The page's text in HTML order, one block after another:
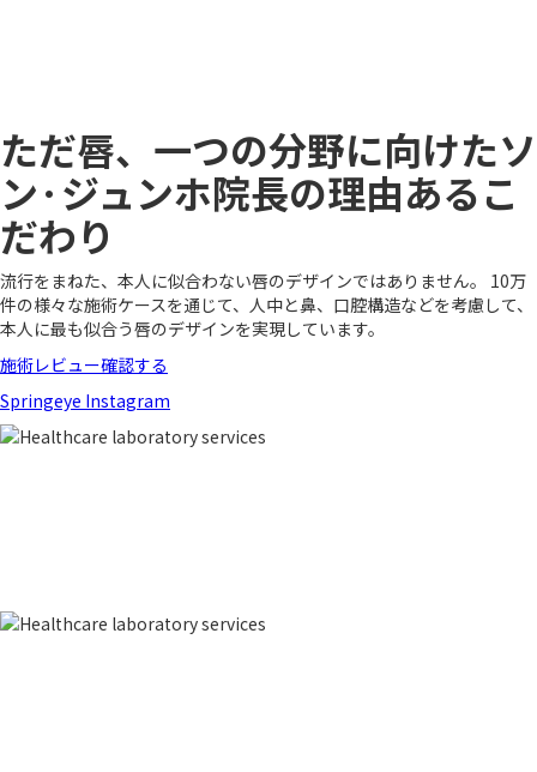
ただ唇、一つの分野に向けたソ
ン·ジュンホ院長の理由あるこ
だわり
流行をまねた、本人に似合わない唇のデザインではありません。 10万
件の様々な施術ケースを通じて、人中と鼻、口腔構造などを考慮して、
本人に最も似合う唇のデザインを実現しています。
施術レビュー確認する
Springeye Instagram